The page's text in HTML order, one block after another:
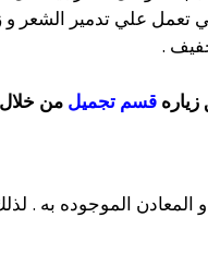
علي تدمير الشعر و
.
قسم تجميل من
المعادن الموجوده به .